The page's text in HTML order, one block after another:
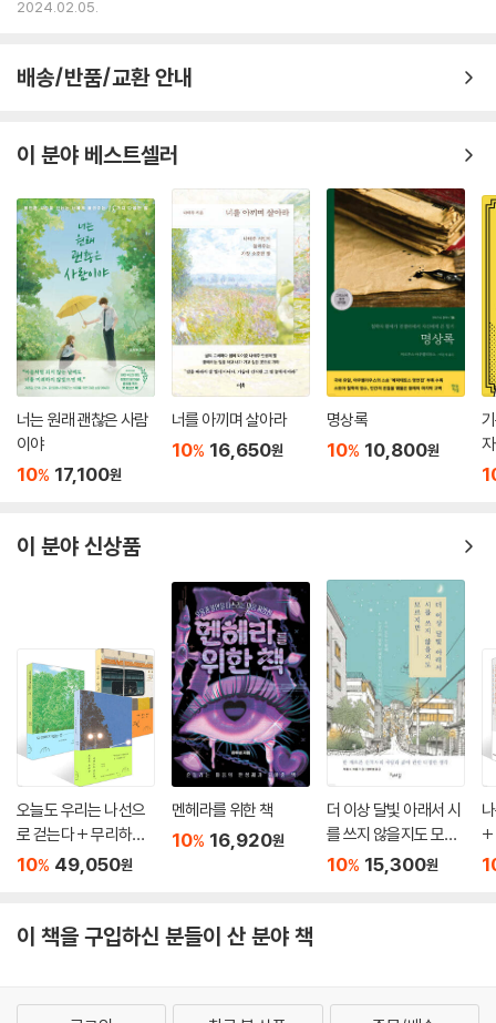
사람이야”
2024.02.05.
배송/반품/교환 안내
이 분야 베스트셀러
너는 원래 괜찮은 사람
이야
10% 17,100원
너를 아끼며 살아라
10% 16,650원
명상록
10% 10,800원
이 분야 신상품
오늘도 우리는 나선으
로 걷는다 + 무리하지
않는 선에서 + 마음의
10% 49,050원
멘헤라를 위한 책
10% 16,920원
더 이상 달빛 아래서 시
를 쓰지 않을지도 모르
지만
10% 15,300원
+
이 책을 구입하신 분들이 산 분야 책